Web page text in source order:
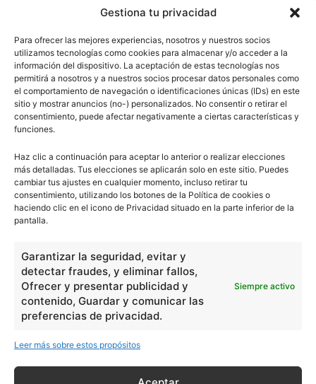
Gestiona tu privacidad
Para ofrecer las mejores experiencias, nosotros y nuestros socios
utilizamos tecnologías como cookies para almacenar y/o acceder a la
información del dispositivo. La aceptación de estas tecnologías nos
permitirá a nosotros y a nuestros socios procesar datos personales como
el comportamiento de navegación o identificaciones únicas (IDs) en este
sitio y mostrar anuncios (no-) personalizados. No consentir o retirar el
consentimiento, puede afectar negativamente a ciertas características y
funciones.
Haz clic a continuación para aceptar lo anterior o realizar elecciones
más detalladas. Tus elecciones se aplicarán solo en este sitio. Puedes
cambiar tus ajustes en cualquier momento, incluso retirar tu
consentimiento, utilizando los botones de la Política de cookies o
haciendo clic en el icono de Privacidad situado en la parte inferior de la
pantalla.
Garantizar la seguridad, evitar y
detectar fraudes, y eliminar fallos,
Ofrecer y presentar publicidad y
contenido, Guardar y comunicar las
preferencias de privacidad.
Siempre activo
Leer más sobre estos propósitos